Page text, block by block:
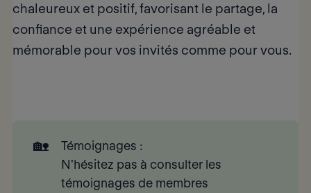
chaleureux et positif, favorisant le partage, la
confiance et une expérience agréable et
mémorable pour vos invités comme pour vous.
🏡
Témoignages :
N'hésitez pas à consulter les
témoignages de membres